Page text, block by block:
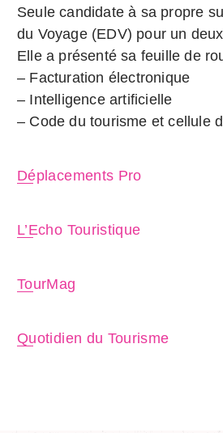
Seule candidate à sa propre
du Voyage (EDV) pour un
Elle a présenté sa feuille de
– Facturation électronique
– Intelligence artificielle
– Code du tourisme et cellule
Déplacements Pro
L’Echo Touristique
TourMag
Quotidien du Tourisme